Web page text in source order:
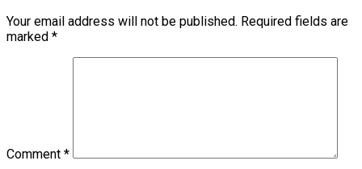
Your email address will not be published. Required fields are
marked *
Comment *